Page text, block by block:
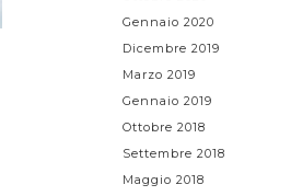
Gennaio 2020
Dicembre 2019
Marzo 2019
Gennaio 2019
Ottobre 2018
Settembre 2018
Maggio 2018